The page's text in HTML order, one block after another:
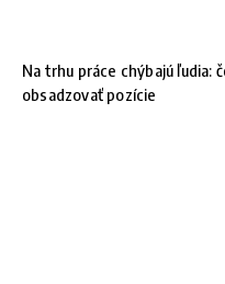
Na trhu práce chýbajú ľudia:
obsadzovať pozície